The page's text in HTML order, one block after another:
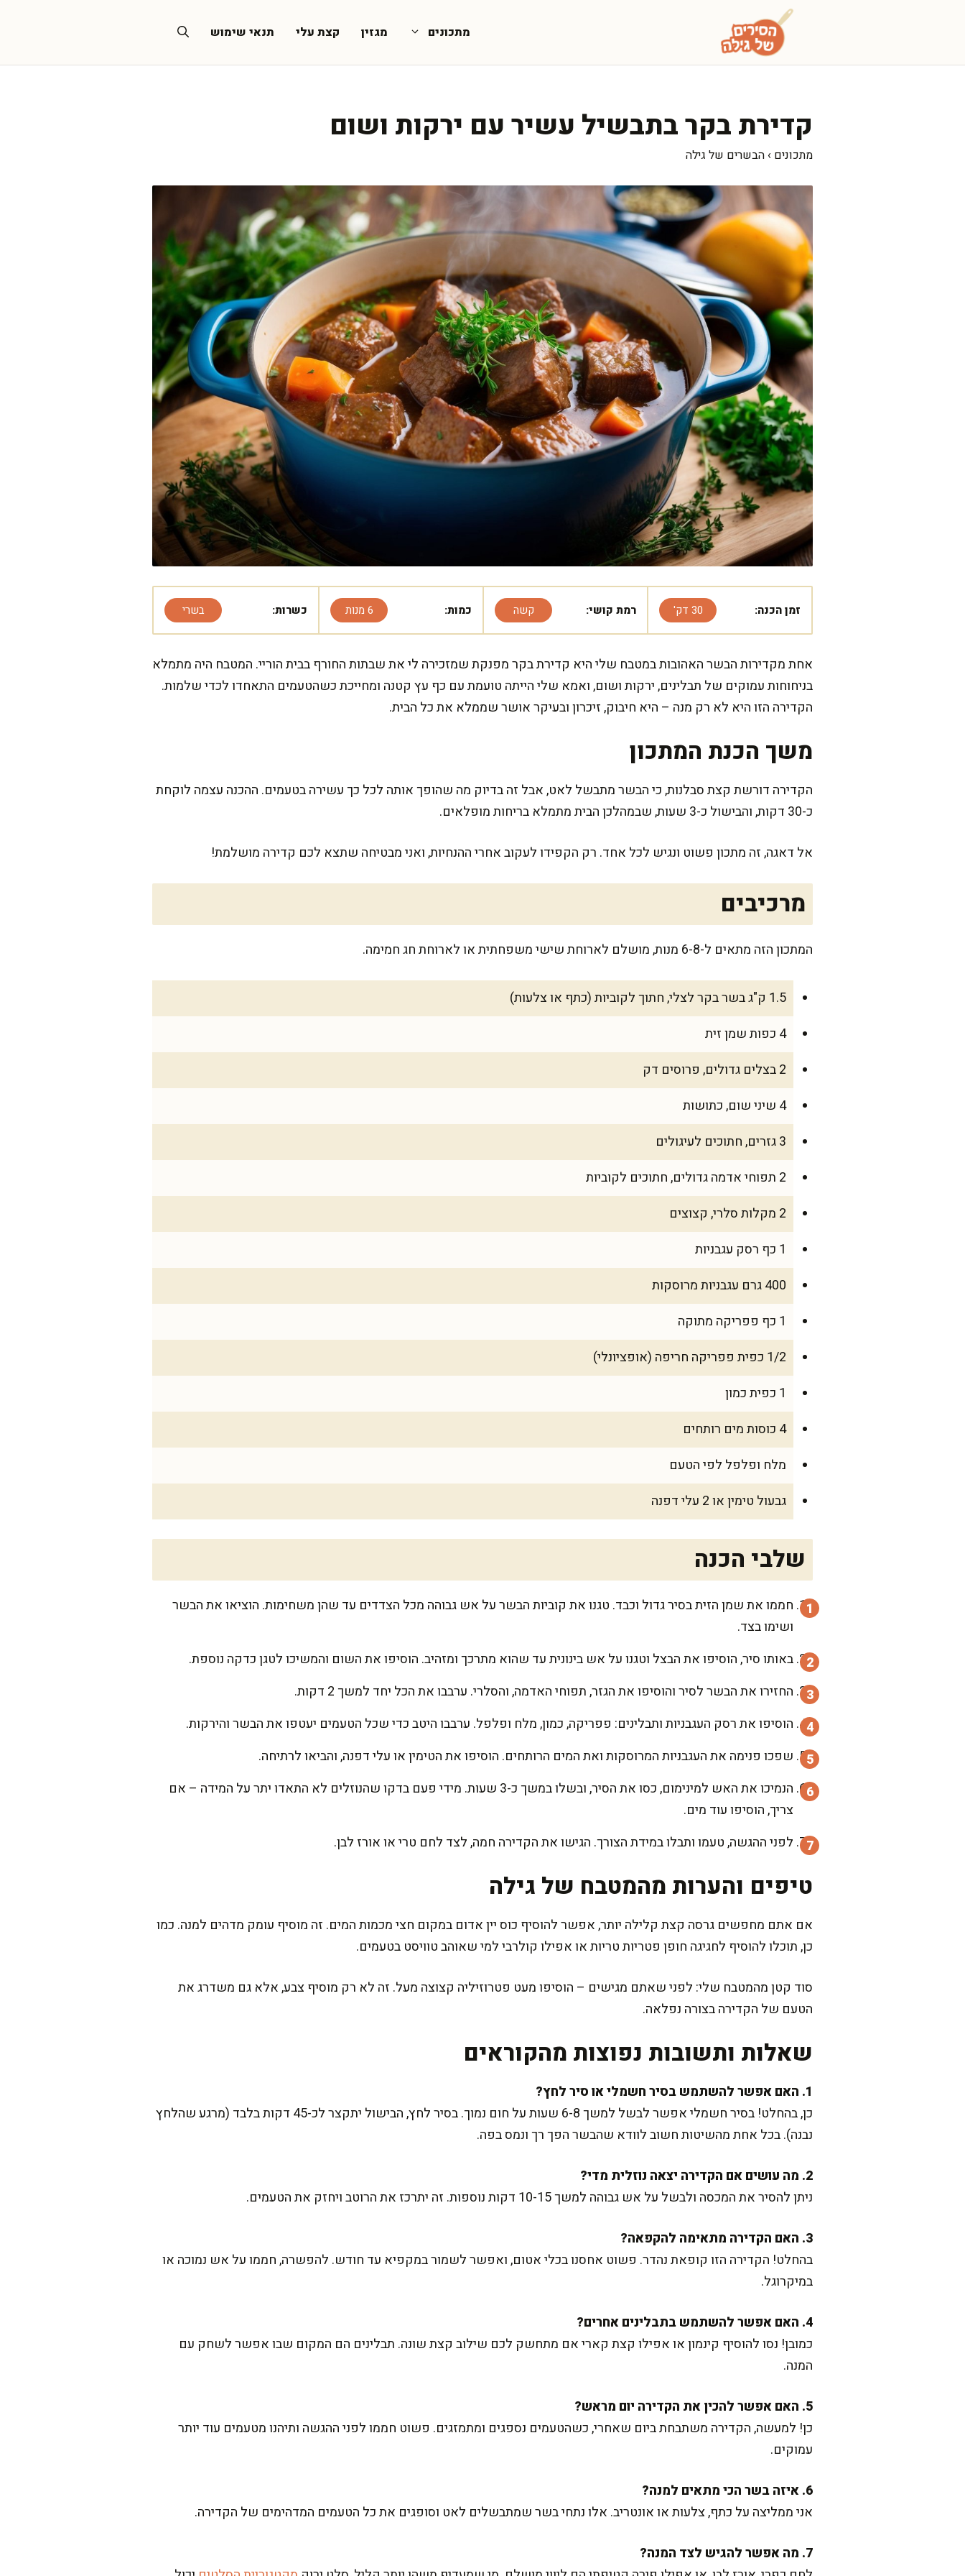
מתכונים מגזין קצת עלי תנאי שימוש
קדירת בקר בתבשיל עשיר עם ירקות ושום
מתכונים › הבשרים של גילה
זמן הכנה: 30 דק' רמת קושי: קשה כמות: 6 מנות כשרות: בשרי
אחת מקדירות הבשר האהובות במטבח שלי היא קדירת בקר מפנקת שמזכירה לי את שבתות החורף בבית הוריי. המטבח היה מתמלא
בניחוחות עמוקים של תבלינים, ירקות ושום, ואמא שלי הייתה טועמת עם כף עץ קטנה ומחייכת כשהטעמים התאחדו לכדי שלמות.
הקדירה הזו היא לא רק מנה – היא חיבוק, זיכרון ובעיקר אושר שממלא את כל הבית.
משך הכנת המתכון
הקדירה דורשת קצת סבלנות, כי הבשר מתבשל לאט, אבל זה בדיוק מה שהופך אותה לכל כך עשירה בטעמים. ההכנה עצמה לוקחת
כ-30 דקות, והבישול כ-3 שעות, שבמהלכן הבית מתמלא בריחות מופלאים.
אל דאגה, זה מתכון פשוט ונגיש לכל אחד. רק הקפידו לעקוב אחרי ההנחיות, ואני מבטיחה שתצא לכם קדירה מושלמת!
מרכיבים
המתכון הזה מתאים ל-6-8 מנות, מושלם לארוחת שישי משפחתית או לארוחת חג חמימה.
1.5 ק"ג בשר בקר לצלי, חתוך לקוביות (כתף או צלעות)
4 כפות שמן זית
2 בצלים גדולים, פרוסים דק
4 שיני שום, כתושות
3 גזרים, חתוכים לעיגולים
2 תפוחי אדמה גדולים, חתוכים לקוביות
2 מקלות סלרי, קצוצים
1 כף רסק עגבניות
400 גרם עגבניות מרוסקות
1 כף פפריקה מתוקה
1/2 כפית פפריקה חריפה (אופציונלי)
1 כפית כמון
4 כוסות מים רותחים
מלח ופלפל לפי הטעם
גבעול טימין או 2 עלי דפנה
שלבי הכנה
חממו את שמן הזית בסיר גדול וכבד. טגנו את קוביות הבשר על אש גבוהה מכל הצדדים עד שהן משחימות. הוציאו את הבשר
ושימו בצד.
באותו סיר, הוסיפו את הבצל וטגנו על אש בינונית עד שהוא מתרכך ומזהיב. הוסיפו את השום והמשיכו לטגן כדקה נוספת.
החזירו את הבשר לסיר והוסיפו את הגזר, תפוחי האדמה, והסלרי. ערבבו את הכל יחד למשך 2 דקות.
הוסיפו את רסק העגבניות ותבלינים: פפריקה, כמון, מלח ופלפל. ערבבו היטב כדי שכל הטעמים יעטפו את הבשר והירקות.
שפכו פנימה את העגבניות המרוסקות ואת המים הרותחים. הוסיפו את הטימין או עלי דפנה, והביאו לרתיחה.
הנמיכו את האש למינימום, כסו את הסיר, ובשלו במשך כ-3 שעות. מידי פעם בדקו שהנוזלים לא התאדו יתר על המידה – אם
צריך, הוסיפו עוד מים.
לפני ההגשה, טעמו ותבלו במידת הצורך. הגישו את הקדירה חמה, לצד לחם טרי או אורז לבן.
טיפים והערות מהמטבח של גילה
אם אתם מחפשים גרסה קצת קלילה יותר, אפשר להוסיף כוס יין אדום במקום חצי מכמות המים. זה מוסיף עומק מדהים למנה. כמו
כן, תוכלו להוסיף לחגיגה חופן פטריות טריות או אפילו קולרבי למי שאוהב טוויסט בטעמים.
סוד קטן מהמטבח שלי: לפני שאתם מגישים – הוסיפו מעט פטרוזיליה קצוצה מעל. זה לא רק מוסיף צבע, אלא גם משדרג את
הטעם של הקדירה בצורה נפלאה.
שאלות ותשובות נפוצות מהקוראים
1. האם אפשר להשתמש בסיר חשמלי או סיר לחץ?
כן, בהחלט! בסיר חשמלי אפשר לבשל למשך 6-8 שעות על חום נמוך. בסיר לחץ, הבישול יתקצר לכ-45 דקות בלבד (מרגע שהלחץ
נבנה). בכל אחת מהשיטות חשוב לוודא שהבשר הפך רך ונמס בפה.
2. מה עושים אם הקדירה יצאה נוזלית מדי?
ניתן להסיר את המכסה ולבשל על אש גבוהה למשך 10-15 דקות נוספות. זה יתרכז את הרוטב ויחזק את הטעמים.
3. האם הקדירה מתאימה להקפאה?
בהחלט! הקדירה הזו קופאת נהדר. פשוט אחסנו בכלי אטום, ואפשר לשמור במקפיא עד חודש. להפשרה, חממו על אש נמוכה או
במיקרוגל.
4. האם אפשר להשתמש בתבלינים אחרים?
כמובן! נסו להוסיף קינמון או אפילו קצת קארי אם מתחשק לכם שילוב קצת שונה. תבלינים הם המקום שבו אפשר לשחק עם
המנה.
5. האם אפשר להכין את הקדירה יום מראש?
כן! למעשה, הקדירה משתבחת ביום שאחרי, כשהטעמים נספגים ומתמזגים. פשוט חממו לפני ההגשה ותיהנו מטעמים עוד יותר
עמוקים.
6. איזה בשר הכי מתאים למנה?
אני ממליצה על כתף, צלעות או אונטריב. אלו נתחי בשר שמתבשלים לאט וסופגים את כל הטעמים המדהימים של הקדירה.
7. מה אפשר להגיש לצד המנה?